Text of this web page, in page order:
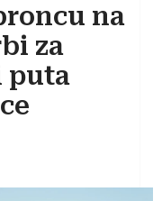
na
za
puta